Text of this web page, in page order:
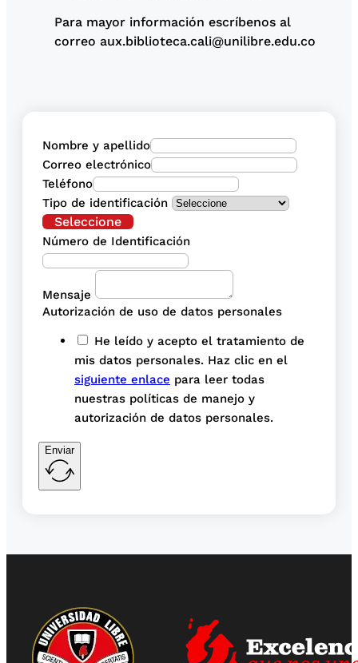
Para mayor información escríbenos al
correo aux.biblioteca.cali@unilibre.edu.co
Nombre y apellido
Correo electrónico
Teléfono
Tipo de identificación
Seleccione
Número de Identificación
Mensaje
Autorización de uso de datos personales
He leído y acepto el tratamiento de
mis datos personales. Haz clic en el
siguiente enlace para leer todas
nuestras políticas de manejo y
autorización de datos personales.
Enviar